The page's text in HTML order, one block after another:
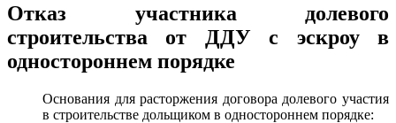
Отказ участника долевого
строительства от ДДУ с эскроу в
одностороннем порядке
Основания для расторжения договора долевого участия
в строительстве дольщиком в одностороннем порядке: